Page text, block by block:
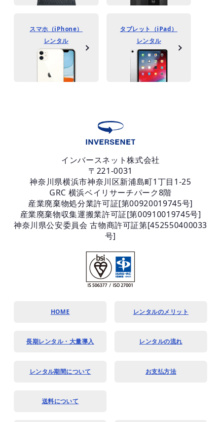
スマホ（iPhone）
レンタル
タブレット（iPad）
レンタル
インバースネット株式会社
〒221-0031
神奈川県横浜市神奈川区新浦島町1丁目1-25
GRC 横浜ベイリサーチパーク8階
産業廃棄物処分業許可証[第00920019745号]
産業廃棄物収集運搬業許可証[第00910019745号]
神奈川県公安委員会 古物商許可証第[452550400033
号]
HOME レンタルのメリット
長期レンタル・大量導入 レンタルの流れ
レンタル期間について お支払方法
送料について